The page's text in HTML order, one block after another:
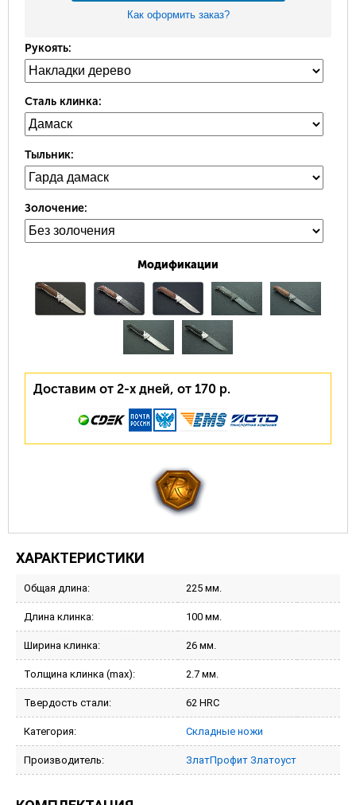
Как оформить заказ?
Рукоять:
Сталь клинка:
Тыльник:
Золочение:
Модификации
Доставим от 2-х дней, от 170 р.
ХАРАКТЕРИСТИКИ
Общая длина: 225 мм.
Длина клинка: 100 мм.
Ширина клинка: 26 мм.
Толщина клинка (max): 2.7 мм.
Твердость стали: 62 HRC
Категория: Складные ножи
Производитель: ЗлатПрофит Златоуст